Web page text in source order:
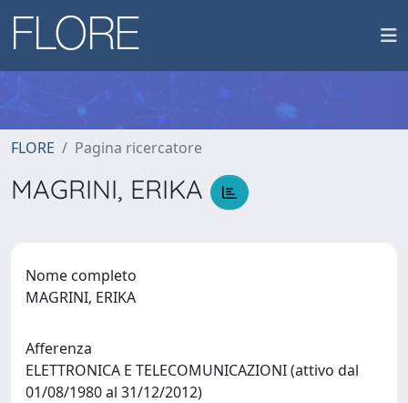
FLORE Pagina ricercatore
MAGRINI, ERIKA
Nome completo
MAGRINI, ERIKA
Afferenza
ELETTRONICA E TELECOMUNICAZIONI (attivo dal
01/08/1980 al 31/12/2012)